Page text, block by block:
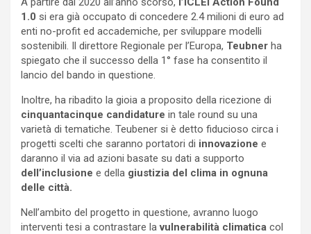
1.0 si era già occupato di concedere 2.4 milioni di euro ad
enti no-profit ed accademiche, per sviluppare modelli
sostenibili. Il direttore Regionale per l’Europa, Teubner ha
spiegato che il successo della 1° fase ha consentito il
lancio del bando in questione.
Inoltre, ha ribadito la gioia a proposito della ricezione di
cinquantacinque candidature in tale round su una
varietà di tematiche. Teubener si è detto fiducioso circa i
progetti scelti che saranno portatori di innovazione e
daranno il via ad azioni basate su dati a supporto
dell’inclusione e della giustizia del clima in ognuna
delle città.
Nell’ambito del progetto in questione, avranno luogo
interventi tesi a contrastare lavulnerabilità climatica col